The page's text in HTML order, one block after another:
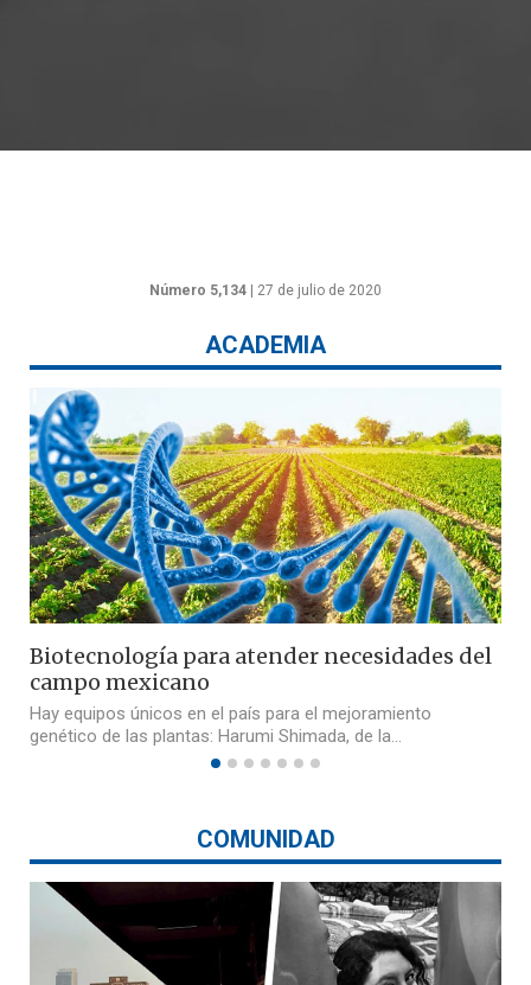
Número 5,134 | 27 de julio de 2020
ACADEMIA
Biotecnología para atender necesidades del
campo mexicano
Hay equipos únicos en el país para el mejoramiento
genético de las plantas: Harumi Shimada, de la…
COMUNIDAD